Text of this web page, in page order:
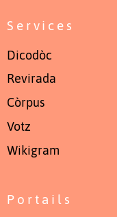
Services
Dicodòc
Revirada
Còrpus
Votz
Wikigram
Portails